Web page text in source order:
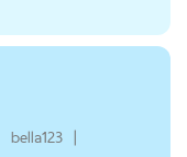
bella123 |